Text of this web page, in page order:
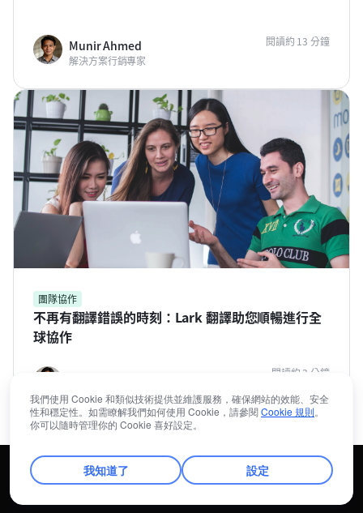
Munir Ahmed
解決方案行銷專家
閱讀約 13 分鐘
團隊協作
不再有翻譯錯誤的時刻：Lark 翻譯助您順暢進行全
球協作
產品行銷經理
閱讀約 3 分鐘
我們使用 Cookie 和類似技術提供並維護服務，確保網站的效能、安全
性和穩定性。如需瞭解我們如何使用 Cookie，請參閱Cookie 規則。
你可以隨時管理你的 Cookie 喜好設定。
我知道了 設定